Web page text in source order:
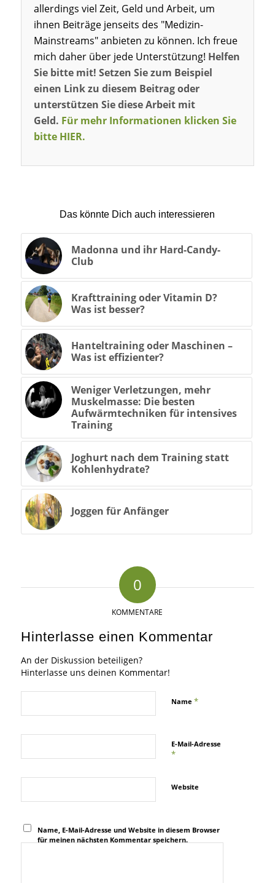
allerdings viel Zeit, Geld und Arbeit, um
ihnen Beiträge jenseits des "Medizin-
Mainstreams" anbieten zu können. Ich freue
mich daher über jede Unterstützung! Helfen
Sie bitte mit! Setzen Sie zum Beispiel
einen Link zu diesem Beitrag oder
unterstützen Sie diese Arbeit mit
Geld. Für mehr Informationen klicken Sie
bitte HIER.
Das könnte Dich auch interessieren
Madonna und ihr Hard-Candy-
Club
Krafttraining oder Vitamin D?
Was ist besser?
Hanteltraining oder Maschinen –
Was ist effizienter?
Weniger Verletzungen, mehr
Muskelmasse: Die besten
Aufwärmtechniken für intensives
Training
Joghurt nach dem Training statt
Kohlenhydrate?
Joggen für Anfänger
0
KOMMENTARE
Hinterlasse einen Kommentar
An der Diskussion beteiligen?
Hinterlasse uns deinen Kommentar!
Name *
E-Mail-Adresse
*
Website
Name, E-Mail-Adresse und Website in diesem Browser
für meinen nächsten Kommentar speichern.